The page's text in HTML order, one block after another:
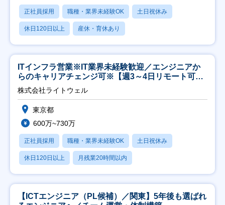
正社員採用 職種・業界未経験OK 土日祝休み
休日120日以上 産休・育休あり
ITインフラ営業※IT業界未経験歓迎／エンジニアか
らのキャリアチェンジ可※【週3～4日リモート可
能】
株式会社ライトウェル
東京都
600万~730万
正社員採用 職種・業界未経験OK 土日祝休み
休日120日以上 月残業20時間以内
【ICTエンジニア（PL候補）／関東】5年後も選ばれ